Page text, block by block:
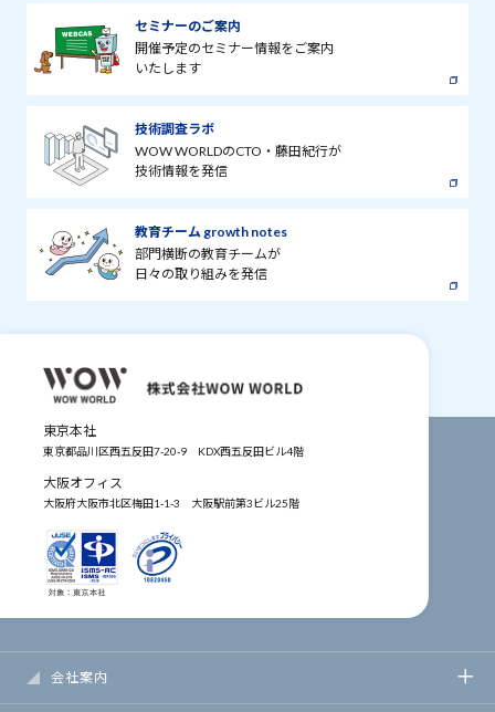
セミナーのご案内
開催予定のセミナー情報をご案内
いたします
技術調査ラボ
WOW WORLDのCTO・藤田紀行が
技術情報を発信
教育チーム growth notes
部門横断の教育チームが
日々の取り組みを発信
東京本社
東京都品川区西五反田7-20-9 KDX西五反田ビル4階
大阪オフィス
大阪府大阪市北区梅田1-1-3 大阪駅前第3ビル25階
会社案内